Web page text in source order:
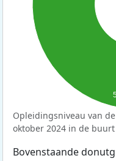
Opleidingsniveau van
oktober 2024 in de
Bovenstaande